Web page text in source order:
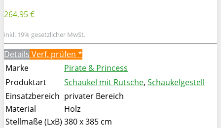
264,95 €
inkl. 19% gesetzlicher MwSt.
Details Verf. prüfen *
Marke
Pirate & Princess
Produktart
Schaukel mit Rutsche, Schaukelgestell
Einsatzbereich privater Bereich
Material
Holz
Stellmaße (LxB) 380 x 385 cm